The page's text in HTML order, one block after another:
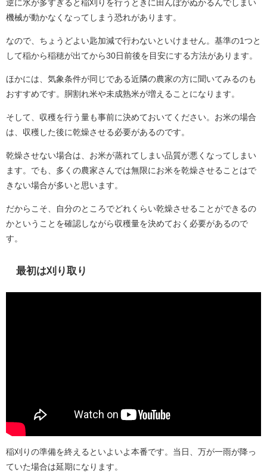
逆に水が多すぎると稲刈りを行うときに田んぼがぬかるんでしまい
機械が動かなくなってしまう恐れがあります。
なので、ちょうどよい匙加減で行わないといけません。基準の1つと
して稲から稲穂が出てから30日前後を目安にする方法があります。
ほかには、気象条件が同じである近隣の農家の方に聞いてみるのも
おすすめです。胴割れ米や未成熟米が増えることになります。
そして、収穫を行う量も事前に決めておいてください。お米の場合
は、収穫した後に乾燥させる必要があるのです。
乾燥させない場合は、お米が蒸れてしまい品質が悪くなってしまい
ます。でも、多くの農家さんでは無限にお米を乾燥させることはで
きない場合が多いと思います。
だからこそ、自分のところでどれくらい乾燥させることができるの
かということを確認しながら収穫量を決めておく必要があるので
す。
最初は刈り取り
稲刈りの準備を終えるといよいよ本番です。当日、万が一雨が降っ
ていた場合は延期になります。